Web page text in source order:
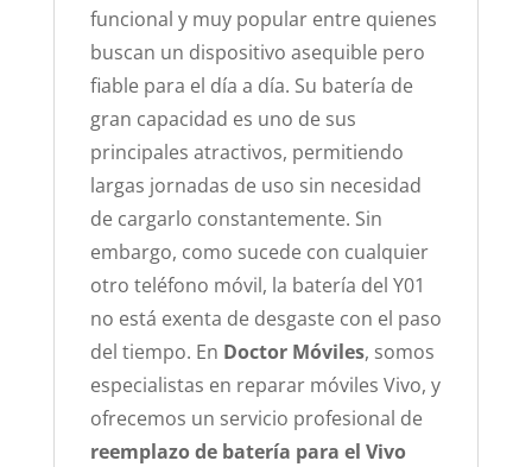
funcional y muy popular entre quienes
buscan un dispositivo asequible pero
fiable para el día a día. Su batería de
gran capacidad es uno de sus
principales atractivos, permitiendo
largas jornadas de uso sin necesidad
de cargarlo constantemente. Sin
embargo, como sucede con cualquier
otro teléfono móvil, la batería del Y01
no está exenta de desgaste con el paso
del tiempo. En Doctor Móviles, somos
especialistas en reparar móviles Vivo, y
ofrecemos un servicio profesional de
reemplazo de batería para el Vivo